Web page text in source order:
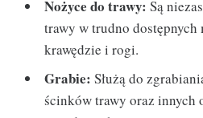
Nożyce do trawy: Są
trawy w trudno dostępnych
krawędzie i rogi.
Grabie: Służą do
ścinków trawy oraz innych